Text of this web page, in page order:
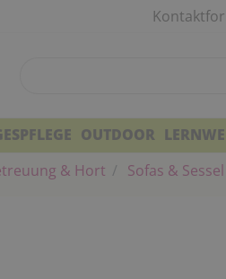
OUTDOOR
& Hort Sofas & Sessel